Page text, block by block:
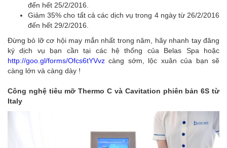
đến hết 25/2/2016.
Giảm 35% cho tất cả các dịch vụ trong 4 ngày từ 26/2/2016
đến hết 29/2/2016.
Đừng bỏ lỡ cơ hội may mắn nhất trong năm, hãy nhanh tay đăng
ký dịch vụ bạn cần tại các hệ thống của Belas Spa hoặc
http://goo.gl/forms/Ofcs6tYVvz càng sớm, lộc xuân của bạn sẽ
càng lớn và càng dày !
Công nghệ tiêu mỡ Thermo C và Cavitation phiên bản 6S từ
Italy